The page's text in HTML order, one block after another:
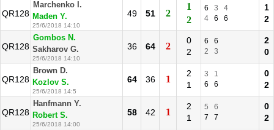
QR128
Marchenko I.
Maden Y.
25/6/2018 14:10
49 51 2
1
2
6 3
4
4
6 6
1
2
QR128
Gombos N.
Sakharov G.
25/6/2018 14:10
36 64 2
0
2
6
6
2
3
2
0
QR128
Brown D.
Kozlov S.
25/6/2018 14:5
64 36 1
2
1
3
1
6
6
0
2
QR128
Hanfmann Y.
Robert S.
25/6/2018 14:00
58 42 1
2
1
5
6
7
7
0
2